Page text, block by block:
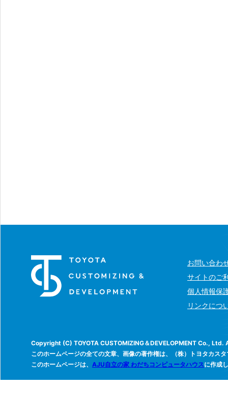
お問い合わ
サイトのご
個人情報保
リンクにつ
Copyright (C) TOYOTA CUSTOMIZING＆DEVELOPMENT Co.,
このホームページの全ての文章、画像の著作権は、（株）トヨタカス
このホームページは、 AJU自立の家 わだちコンピュータハウスに作成